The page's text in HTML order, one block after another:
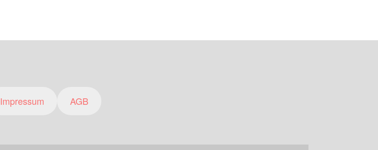
Impressum AGB